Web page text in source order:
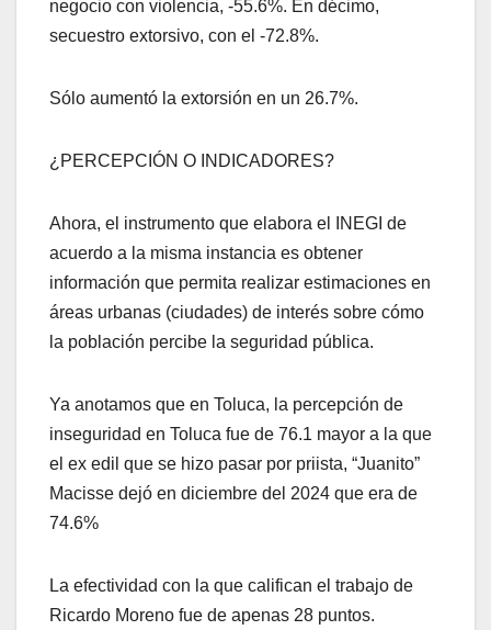
negocio con violencia, -55.6%. En décimo,
secuestro extorsivo, con el -72.8%.
Sólo aumentó la extorsión en un 26.7%.
¿PERCEPCIÓN O INDICADORES?
Ahora, el instrumento que elabora el INEGI de
acuerdo a la misma instancia es obtener
información que permita realizar estimaciones en
áreas urbanas (ciudades) de interés sobre cómo
la población percibe la seguridad pública.
Ya anotamos que en Toluca, la percepción de
inseguridad en Toluca fue de 76.1 mayor a la que
el ex edil que se hizo pasar por priista, “Juanito”
Macisse dejó en diciembre del 2024 que era de
74.6%
La efectividad con la que califican el trabajo de
Ricardo Moreno fue de apenas 28 puntos.